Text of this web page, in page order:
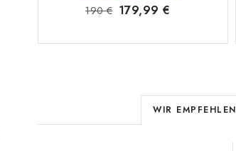
190 € 179,99 €
P
r
WIR EMPFEHLEN